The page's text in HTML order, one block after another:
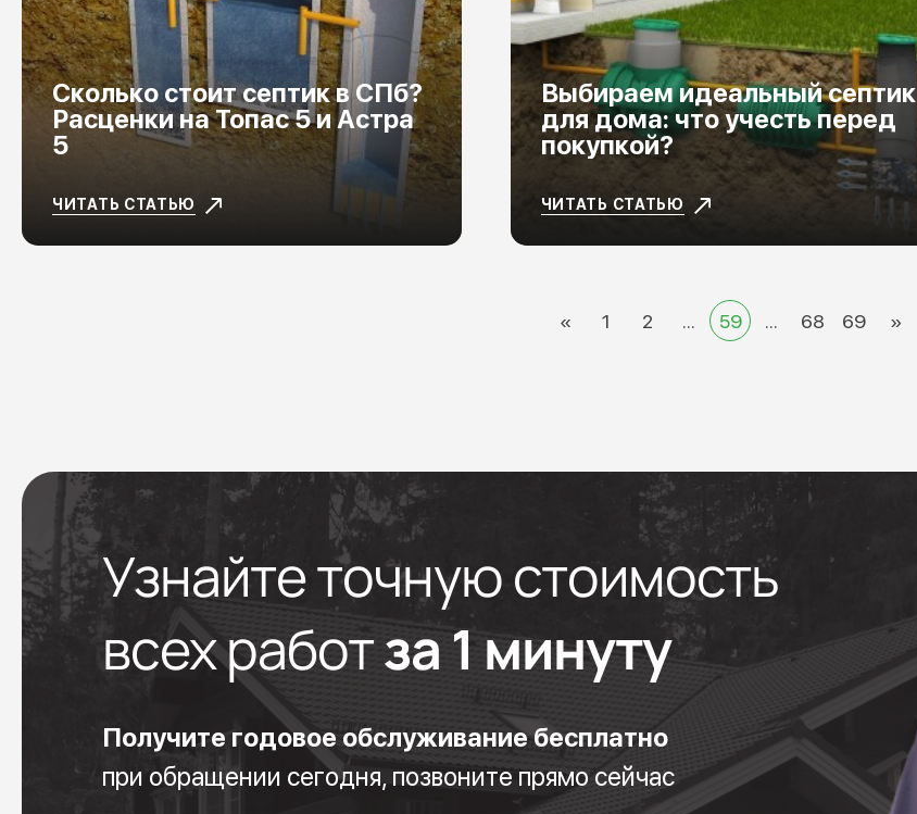
Сколько стоит септик в СПб?
Расценки на Топас 5 и Астра
5
ЧИТАТЬ СТАТЬЮ
Выбираем идеальный септик
для дома: что учесть перед
покупкой?
ЧИТАТЬ СТАТЬЮ
« 1 2 ... 59 ... 68 69 »
Узнайте точную стоимость
всех работза 1 минуту
Получите годовое обслуживание бесплатно
при обращении сегодня, позвоните прямо сейчас